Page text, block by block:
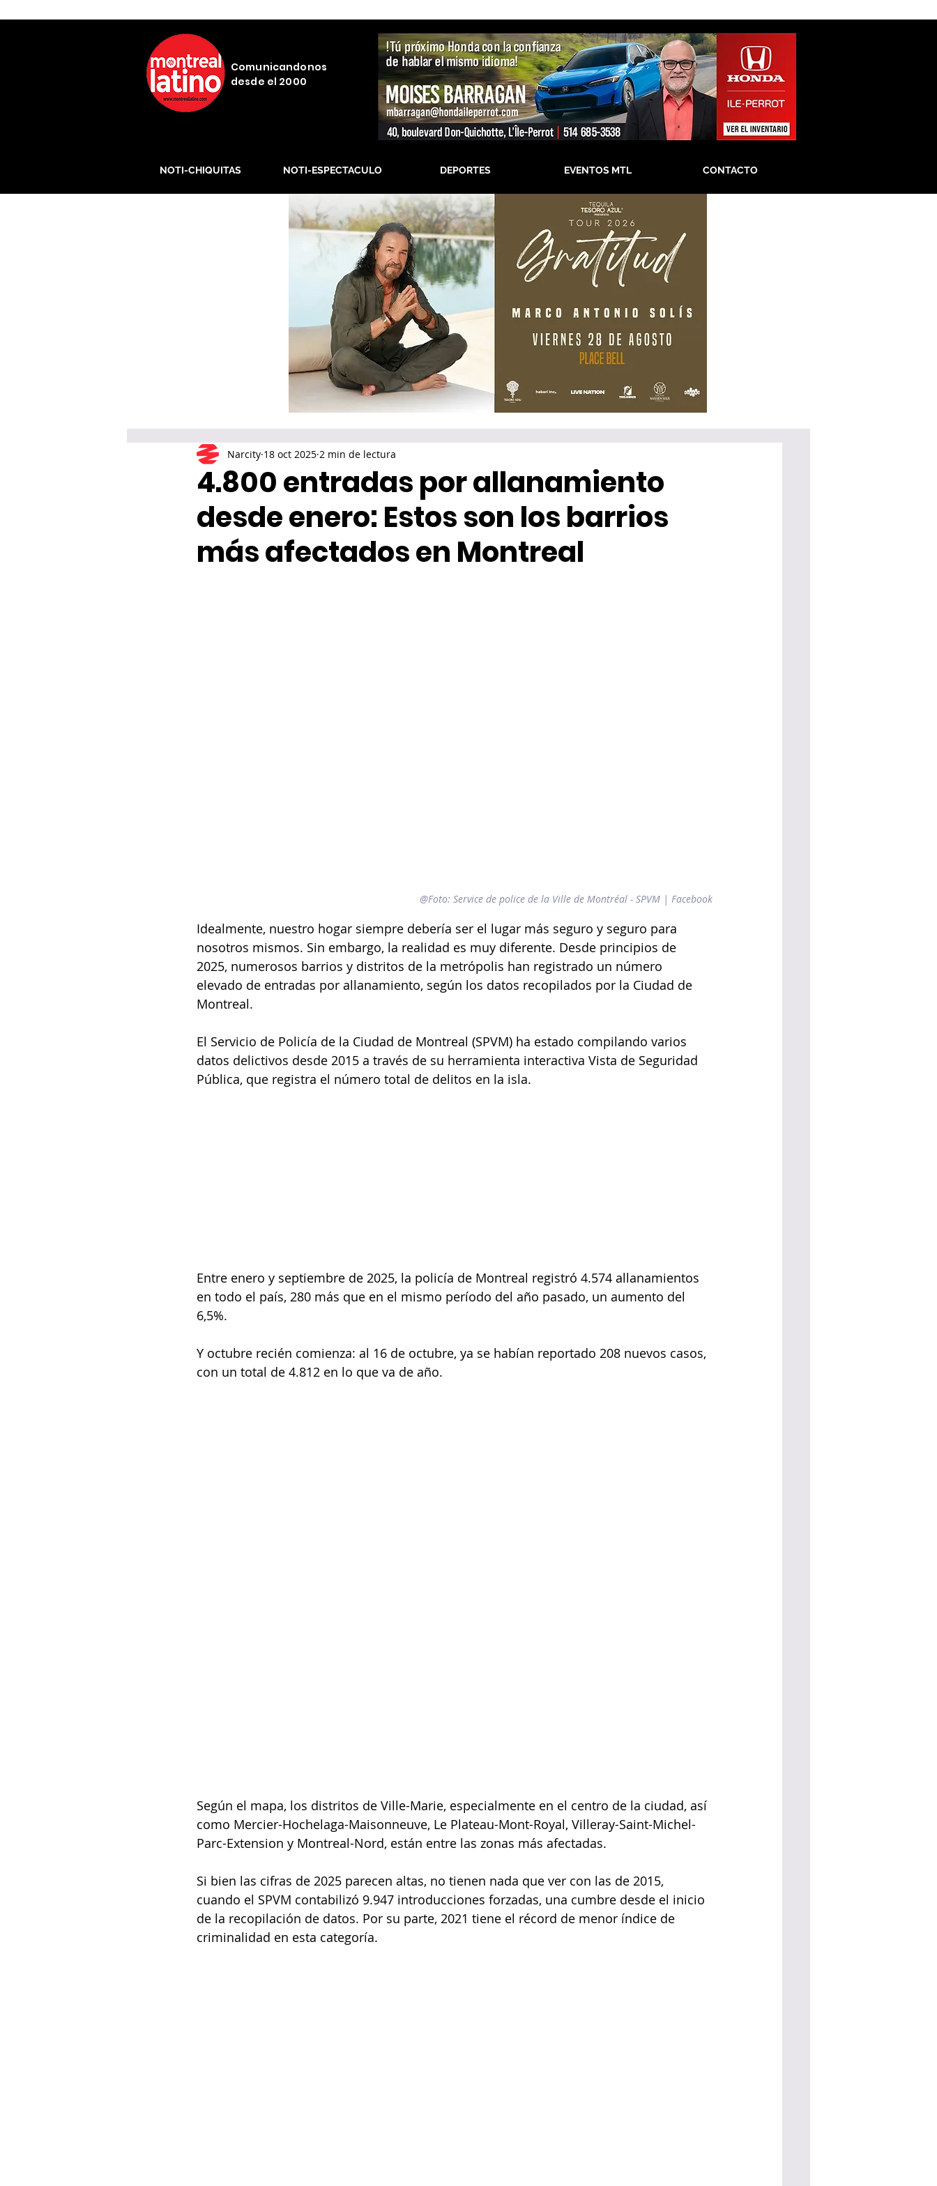
Comunicandonos
desde el 2000
NOTI-CHIQUITAS NOTI-ESPECTACULO DEPORTES EVENTOS MTL CONTACTO
4.800 entradas por allanamiento
desde enero: Estos son los barrios
más afectados en Montreal
Narcity 18 oct 2025 2 min de lectura
@Foto: Service de police de la Ville de Montréal - SPVM | Facebook
Idealmente, nuestro hogar siempre debería ser el lugar más seguro y seguro para
nosotros mismos. Sin embargo, la realidad es muy diferente. Desde principios de
2025, numerosos barrios y distritos de la metrópolis han registrado un número
elevado de entradas por allanamiento, según los datos recopilados por la Ciudad de
Montreal.
El Servicio de Policía de la Ciudad de Montreal (SPVM) ha estado compilando varios
datos delictivos desde 2015 a través de su herramienta interactiva Vista de Seguridad
Pública, que registra el número total de delitos en la isla.
Entre enero y septiembre de 2025, la policía de Montreal registró 4.574 allanamientos
en todo el país, 280 más que en el mismo período del año pasado, un aumento del
6,5%.
Y octubre recién comienza: al 16 de octubre, ya se habían reportado 208 nuevos casos,
con un total de 4.812 en lo que va de año.
Según el mapa, los distritos de Ville-Marie, especialmente en el centro de la ciudad, así
como Mercier-Hochelaga-Maisonneuve, Le Plateau-Mont-Royal, Villeray-Saint-Michel-
Parc-Extension y Montreal-Nord, están entre las zonas más afectadas.
Si bien las cifras de 2025 parecen altas, no tienen nada que ver con las de 2015,
cuando el SPVM contabilizó 9.947 introducciones forzadas, una cumbre desde el inicio
de la recopilación de datos. Por su parte, 2021 tiene el récord de menor índice de
criminalidad en esta categoría.